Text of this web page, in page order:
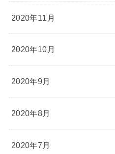
2020年11月
2020年10月
2020年9月
2020年8月
2020年7月